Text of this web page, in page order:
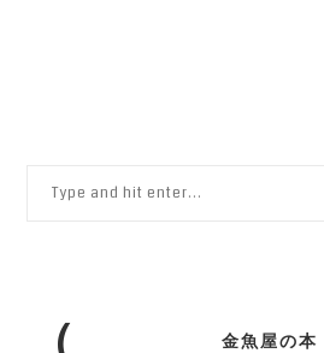
金魚屋の本